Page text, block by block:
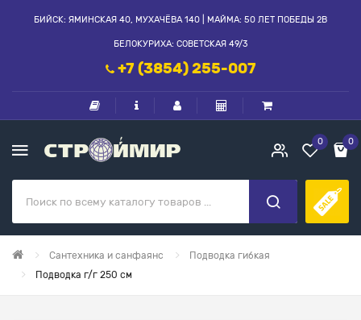
БИЙСК: ЯМИНСКАЯ 40, МУХАЧЁВА 140 | МАЙМА: 50 ЛЕТ ПОБЕДЫ 2В
БЕЛОКУРИХА: СОВЕТСКАЯ 49/3
+7 (3854) 255-007
0 0
Сантехника и санфаянс
Подводка гибкая
Подводка г/г 250 см